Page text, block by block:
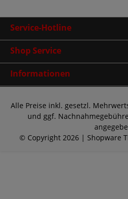
Service-Hotline
Shop Service
Informationen
Alle Preise inkl. gesetzl.
und ggf.
© Copyright 2026 | Shopware